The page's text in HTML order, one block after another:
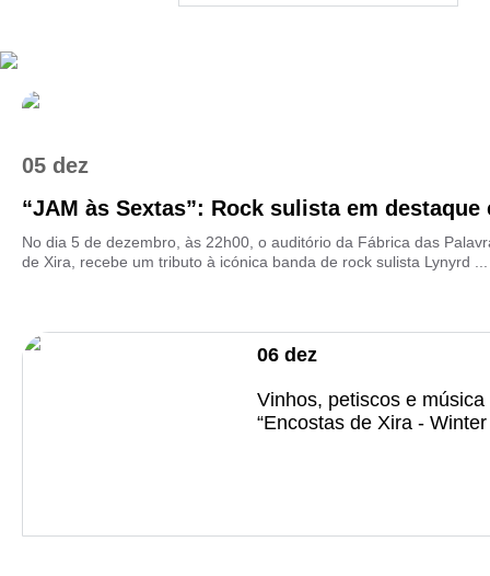
05 dez
“JAM às Sextas”: Rock sulista em destaque
No dia 5 de dezembro, às 22h00, o auditório da Fábrica das
de Xira, recebe um tributo à icónica banda de rock sulista Lynyrd ...
06 dez
Vinhos, petiscos e
“Encostas de Xira -